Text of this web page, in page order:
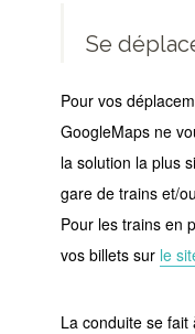
Se
Pour vos
GoogleMaps ne
la solution la plus
gare de trains et/
Pour les trains en
vos billets sur le
La conduite se fait